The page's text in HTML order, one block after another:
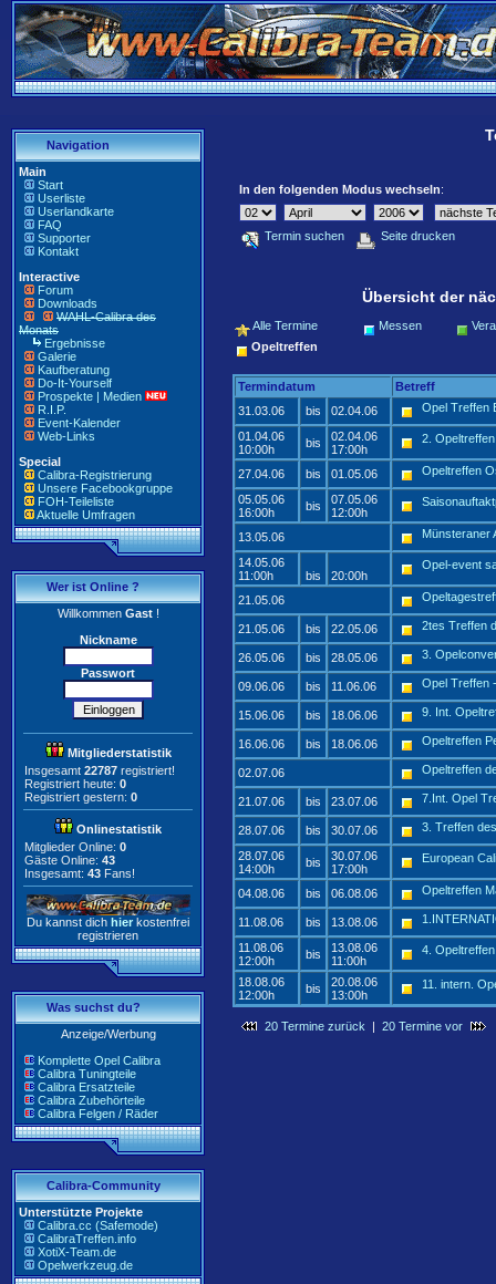
Navigation
Main
Start
Userliste
Userlandkarte
FAQ
Supporter
Kontakt
Interactive
Forum
Downloads
WAHL-Calibra des
Monats
Ergebnisse
Galerie
Kaufberatung
Do-It-Yourself
Prospekte | Medien
R.I.P.
Event-Kalender
Web-Links
Special
Calibra-Registrierung
Unsere Facebookgruppe
FOH-Teileliste
Aktuelle Umfragen
Wer ist Online ?
WillkommenGast!
Nickname
Passwort
Mitgliederstatistik
Insgesamt 22787 registriert!
Registriert heute: 0
Registriert gestern: 0
Onlinestatistik
Mitglieder Online: 0
Gäste Online: 43
Insgesamt: 43 Fans!
Du kannst dich hier kostenfrei
registrieren
Was suchst du?
Anzeige/Werbung
Komplette Opel Calibra
Calibra Tuningteile
Calibra Ersatzteile
Calibra Zubehörteile
Calibra Felgen / Räder
Calibra-Community
Unterstützte Projekte
Calibra.cc (Safemode)
CalibraTreffen.info
XotiX-Team.de
Opelwerkzeug.de
In den folgenden Modus wechseln:
Termin suchen Seite drucken
Übersicht der
Alle Termine Messen
Opeltreffen
Termindatum
Betreff
31.03.06
bis 02.04.06 Opel Treffen
01.04.06
10:00h
bis
02.04.06
17:00h
2.
27.04.06 bis 01.05.06 Opeltreffen
05.05.06
16:00h
bis
07.05.06
12:00h
13.05.06 Münsteraner
14.05.06
11:00h
bis 20:00h
Opel-event
21.05.06
21.05.06 bis 22.05.06 2tes Treffen
26.05.06 bis 28.05.06 3.
09.06.06 bis 11.06.06 Opel Treffen
15.06.06 bis 18.06.06 9. Int.
16.06.06 bis 18.06.06 Opeltreffen
02.07.06 Opeltreffen
21.07.06 bis 23.07.06 7.Int. Opel
28.07.06 bis 30.07.06 3. Treffen
28.07.06
14:00h
bis
30.07.06
17:00h
European
04.08.06 bis 06.08.06 Opeltreffen
11.08.06 bis 13.08.06
11.08.06
12:00h
bis
13.08.06
11:00h
4.
18.08.06
12:00h
bis
20.08.06
13:00h
11. intern.
20 Termine zurück | 20 Termine vor